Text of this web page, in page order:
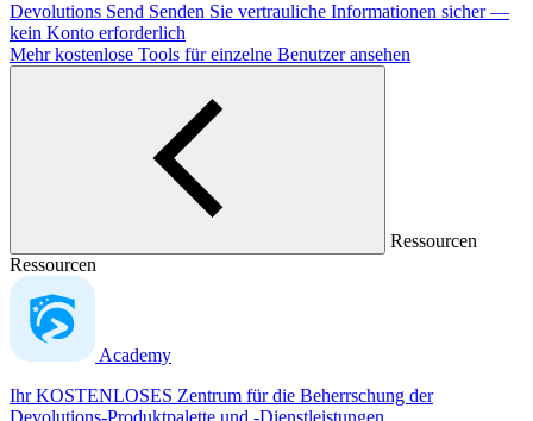
Devolutions Send Senden Sie vertrauliche Informationen sicher —
kein Konto erforderlich
Mehr kostenlose Tools für einzelne Benutzer ansehen
Ressourcen
Ressourcen
Academy
Ihr KOSTENLOSES Zentrum für die Beherrschung der
Devolutions-Produktpalette und -Dienstleistungen.